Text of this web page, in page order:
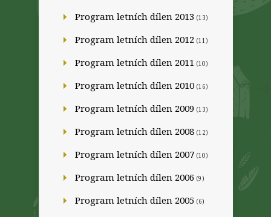
Program letních dílen 2013 (13)
Program letních dílen 2012 (11)
Program letních dílen 2011 (10)
Program letních dílen 2010 (16)
Program letních dílen 2009 (13)
Program letních dílen 2008 (12)
Program letních dílen 2007 (10)
Program letních dílen 2006 (9)
Program letních dílen 2005 (6)